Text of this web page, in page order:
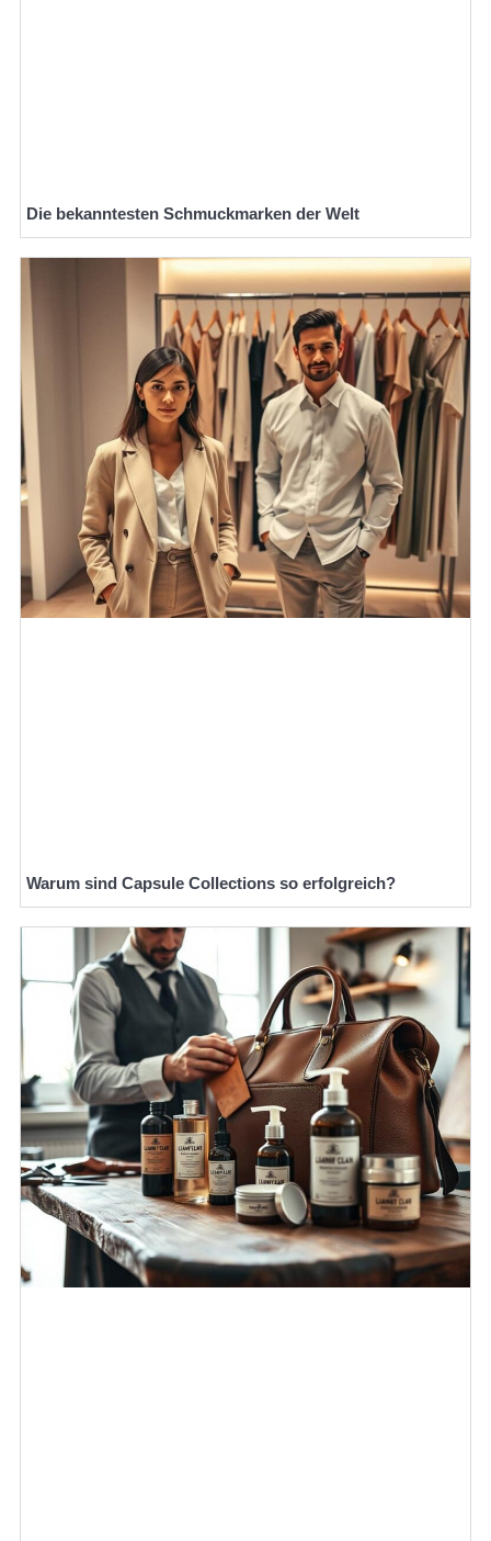
Die bekanntesten Schmuckmarken der Welt
Warum sind Capsule Collections so erfolgreich?